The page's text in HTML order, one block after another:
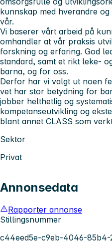
kunnskap med hverandre
vår.
Vi baserer vårt arbeid på
omhandler at vår praksis
forskning og erfaring. God
standard, samt et rikt leke-
barna, og for oss.
Derfor har vi valgt ut noen
vet har stor betydning for
jobber helthetlig og
kompetanseutvikling og
blant annet CLASS som
Sektor
Privat
Annonsedata
Rapporter annonse
Stillingsnummer
c44eed5e-c9eb-4046-85b4-